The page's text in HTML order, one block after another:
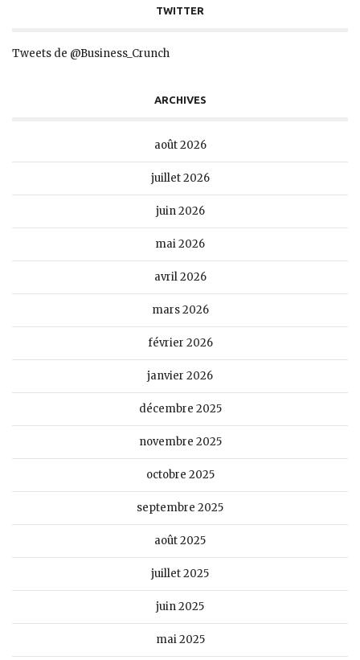
TWITTER
Tweets de @Business_Crunch
ARCHIVES
août 2026
juillet 2026
juin 2026
mai 2026
avril 2026
mars 2026
février 2026
janvier 2026
décembre 2025
novembre 2025
octobre 2025
septembre 2025
août 2025
juillet 2025
juin 2025
mai 2025